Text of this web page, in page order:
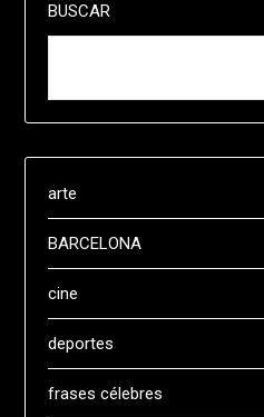
BUSCAR
arte
BARCELONA
cine
deportes
frases célebres